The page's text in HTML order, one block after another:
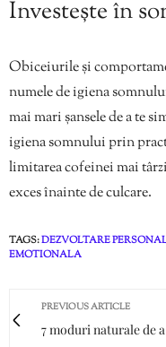
Investește în
Obiceiurile și
numele de igiena
mai mari șansele de a te
igiena somnului prin
limitarea cofeinei mai
exces înainte de culcare.
TAGS:DEZVOLTARE
EMOTIONALA
PREVIOUS ARTICLE
7 moduri naturale de